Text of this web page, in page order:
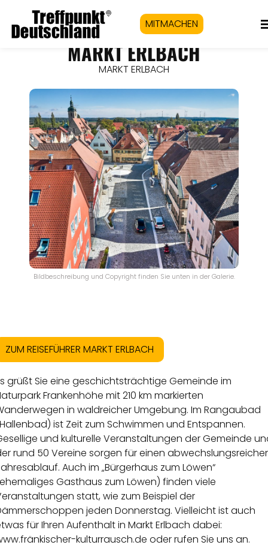
MITMACHEN
MARKT ERLBACH
MARKT ERLBACH
Bildbeschreibung und Copyright finden Sie unten in der Galerie.
ZUM REISEFÜHRER MARKT ERLBACH
grüßt Sie eine geschichtsträchtige Gemeinde im
Frankenhöhe mit 210 km markierten
in waldreicher Umgebung. Im Rangaubad
ist Zeit zum Schwimmen und Entspannen.
und kulturelle Veranstaltungen der Gemeinde
rund 50 Vereine sorgen für einen
Auch im „Bürgerhaus zum Löwen“
Gasthaus zum Löwen) finden viele
statt, wie zum Beispiel der
jeden Donnerstag. Vielleicht ist auch
für Ihren Aufenthalt in Markt Erlbach dabei:
kulturrausch.de oder rufen Sie uns an.